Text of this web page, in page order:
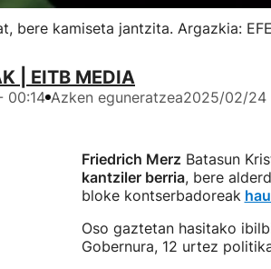
bere kamiseta jantzita. Argazkia:
| EITB MEDIA
00:14 Azken eguneratzea2025/02/24
Friedrich MerzBatasun
kantziler berria, bere
bloke kontserbadoreak
Oso gaztetan hasitako
Gobernura, 12 urtez